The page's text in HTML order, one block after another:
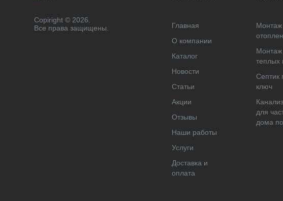
Copiright © 2026.
Все права защищены.
Главная
О компании
Каталог
Новости
Статьи
Акции
Отзывы
Наши работы
Услуги
Доставка и
оплата
Монтаж
Монтаж
теплых
Септик
ключ
для
дома